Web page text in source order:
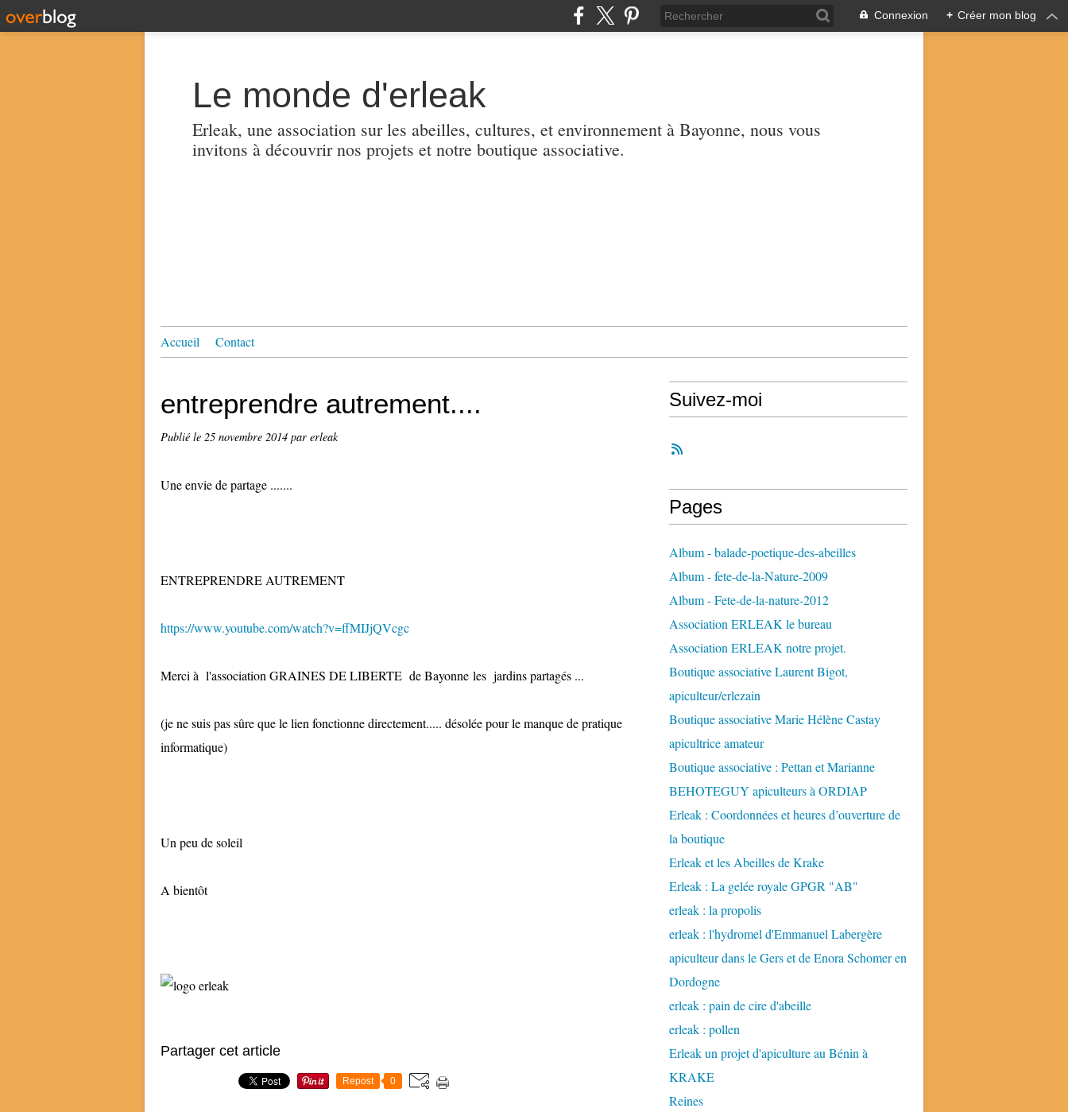
Connexion + Créer mon blog
Le monde d'erleak
Erleak, une association sur les abeilles, cultures, et environnement à Bayonne, nous vous
invitons à découvrir nos projets et notre boutique associative.
Accueil Contact
entreprendre autrement....
Publié le 25 novembre 2014 par erleak
Une envie de partage .......
ENTREPRENDRE AUTREMENT
https://www.youtube.com/watch?v=ffMIJjQVcgc
Merci à l'association GRAINES DE LIBERTE de Bayonne les jardins partagés ...
(je ne suis pas sûre que le lien fonctionne directement..... désolée pour le manque de pratique
informatique)
Un peu de soleil
A bientôt
Partager cet article
Repost 0
Suivez-moi
Pages
Album - balade-poetique-des-abeilles
Album - fete-de-la-Nature-2009
Album - Fete-de-la-nature-2012
Association ERLEAK le bureau
Association ERLEAK notre projet.
Boutique associative Laurent Bigot,
apiculteur/erlezain
Boutique associative Marie Hélène Castay
apicultrice amateur
Boutique associative : Pettan et Marianne
BEHOTEGUY apiculteurs à ORDIAP
Erleak : Coordonnées et heures d’ouverture de
la boutique
Erleak et les Abeilles de Krake
Erleak : La gelée royale GPGR "AB"
erleak : la propolis
erleak : l'hydromel d'Emmanuel Labergère
apiculteur dans le Gers et de Enora Schomer en
Dordogne
erleak : pain de cire d'abeille
erleak : pollen
Erleak un projet d'apiculture au Bénin à
KRAKE
Reines